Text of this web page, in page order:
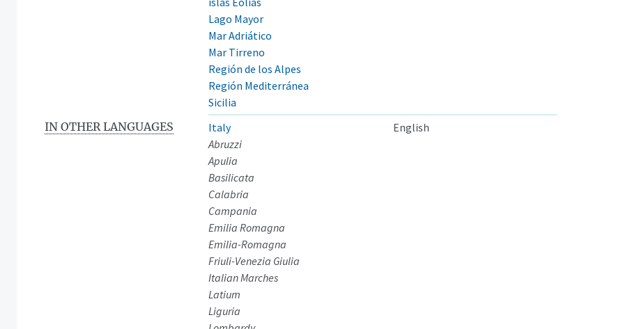
Lago Mayor
Mar Adriático
Mar Tirreno
Región de los Alpes
Región Mediterránea
Sicilia
IN OTHER LANGUAGES
Italy
English
Abruzzi
Apulia
Basilicata
Calabria
Campania
Emilia Romagna
Emilia-Romagna
Friuli-Venezia Giulia
Italian Marches
Latium
Liguria